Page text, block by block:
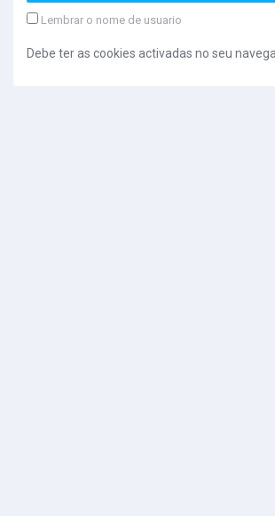
Lembrar o nome de usuario
Debe ter as cookies activadas no seu